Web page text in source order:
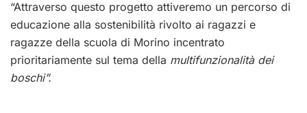
“Attraverso questo progetto attiveremo un percorso di
educazione alla sostenibilità rivolto ai ragazzi e
ragazze della scuola di Morino incentrato
prioritariamente sul tema della multifunzionalità dei
boschi”.